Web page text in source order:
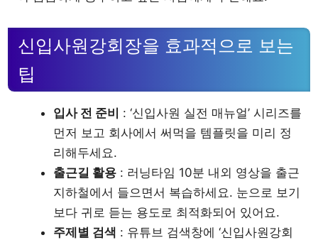
신입사원강회장을 효과적으로 보는
팁
입사 전 준비 : ‘신입사원 실전 매뉴얼’ 시리즈를
먼저 보고 회사에서 써먹을 템플릿을 미리 정
리해두세요.
출근길 활용 : 러닝타임 10분 내외 영상을 출근
지하철에서 들으면서 복습하세요. 눈으로 보기
보다 귀로 듣는 용도로 최적화되어 있어요.
주제별 검색 : 유튜브 검색창에 ‘신입사원강회